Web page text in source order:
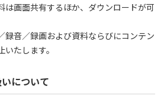
は画面共有するほか、ダウンロードが可
録音／録画および資料ならびにコンテン
たします。
について